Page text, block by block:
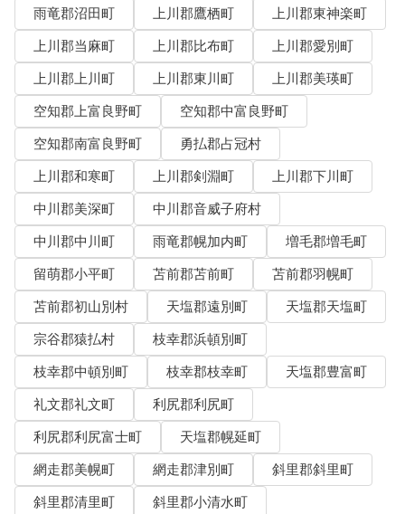
雨竜郡沼田町
上川郡鷹栖町
上川郡東神楽町
上川郡当麻町
上川郡比布町
上川郡愛別町
上川郡上川町
上川郡東川町
上川郡美瑛町
空知郡上富良野町
空知郡中富良野町
空知郡南富良野町
勇払郡占冠村
上川郡和寒町
上川郡剣淵町
上川郡下川町
中川郡美深町
中川郡音威子府村
中川郡中川町
雨竜郡幌加内町
増毛郡増毛町
留萌郡小平町
苫前郡苫前町
苫前郡羽幌町
苫前郡初山別村
天塩郡遠別町
天塩郡天塩町
宗谷郡猿払村
枝幸郡浜頓別町
枝幸郡中頓別町
枝幸郡枝幸町
天塩郡豊富町
礼文郡礼文町
利尻郡利尻町
利尻郡利尻富士町
天塩郡幌延町
網走郡美幌町
網走郡津別町
斜里郡斜里町
斜里郡清里町
斜里郡小清水町